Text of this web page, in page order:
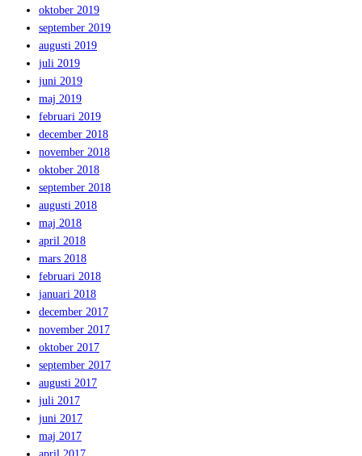
oktober 2019
september 2019
augusti 2019
juli 2019
juni 2019
maj 2019
februari 2019
december 2018
november 2018
oktober 2018
september 2018
augusti 2018
maj 2018
april 2018
mars 2018
februari 2018
januari 2018
december 2017
november 2017
oktober 2017
september 2017
augusti 2017
juli 2017
juni 2017
maj 2017